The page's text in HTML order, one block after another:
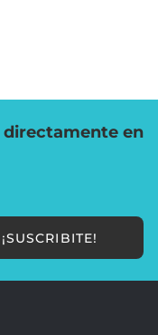
directamente en
¡SUSCRIBITE!